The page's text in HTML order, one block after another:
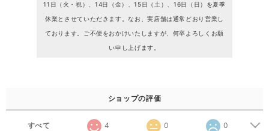
11日（火・祝）、14日（金）、15日（土）、16日（日）を夏季
休業とさせていただきます。なお、実店舗は通常どおり営業し
ております。ご不便をおかけいたしますが、何卒よろしくお願
い申し上げます。
ショップの評価
すべて 4 0 0